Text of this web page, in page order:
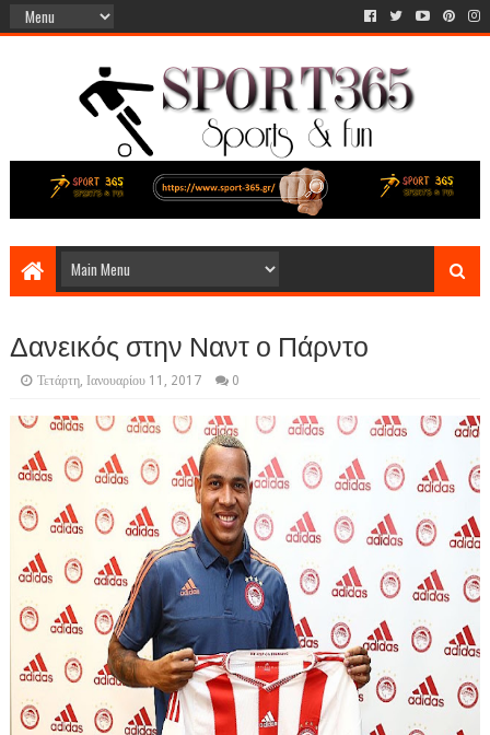
Δανεικός στην Ναντ ο Πάρντο
Τετάρτη, Ιανουαρίου 11, 2017 0